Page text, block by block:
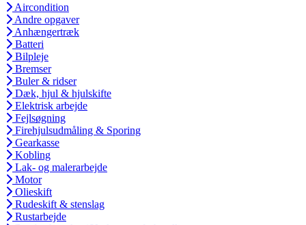
Aircondition
Andre opgaver
Anhængertræk
Batteri
Bilpleje
Bremser
Buler & ridser
Dæk, hjul & hjulskifte
Elektrisk arbejde
Fejlsøgning
Firehjulsudmåling & Sporing
Gearkasse
Kobling
Lak- og malerarbejde
Motor
Olieskift
Rudeskift & stenslag
Rustarbejde